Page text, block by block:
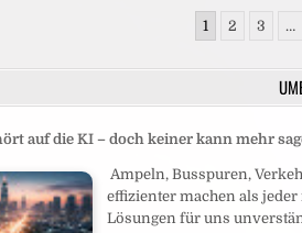
1 2 3 …
auf die KI – doch keiner kann mehr
Ampeln, Busspuren,
effizienter machen als
Lösungen für uns